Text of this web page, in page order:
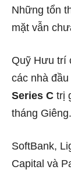
Những tổn
mặt vẫn
Quỹ Hưu trí
các nhà
Series C trị
tháng Giêng.
SoftBank,
Capital và